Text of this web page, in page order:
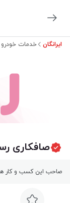
ایرانگان خدمات خودرو
صافکاری
صاحب این کسب و کار